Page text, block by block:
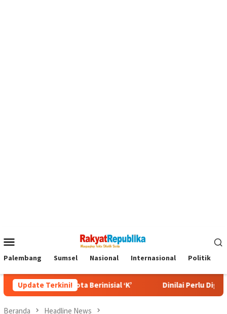
Mobile
Palembang Sumsel Nasional Internasional Politik
Update Terkini!
Berinisial ‘K’ Dinilai Perlu Diganti, Pakar Ungkap
Beranda Headline News